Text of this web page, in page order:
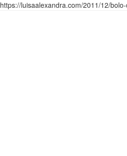
https://luisaalexandra.com/2011/12/